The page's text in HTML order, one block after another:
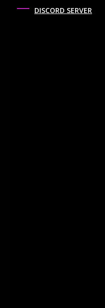
DISCORD SERVER